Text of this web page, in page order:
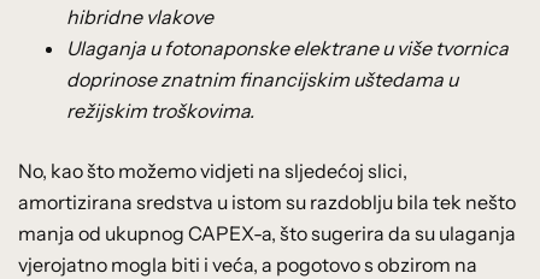
hibridne vlakove
Ulaganja u fotonaponske elektrane u više tvornica
doprinose znatnim financijskim uštedama u
režijskim troškovima.
No, kao što možemo vidjeti na sljedećoj slici,
amortizirana sredstva u istom su razdoblju bila tek nešto
manja od ukupnog CAPEX-a, što sugerira da su ulaganja
vjerojatno mogla biti i veća, a pogotovo s obzirom na